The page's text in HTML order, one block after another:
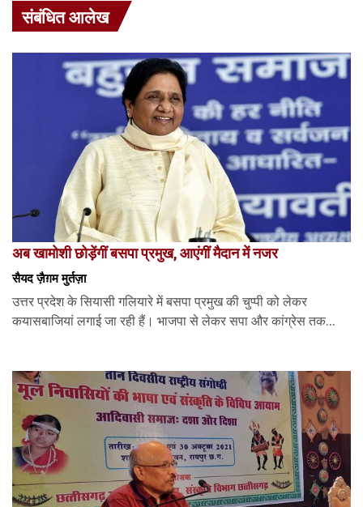
संबंधित आलेख
अब खामोशी छोड़ेंगीं बसपा प्रमुख, आएंगीं मैदान में नजर
सैयद ज़ैग़म मुर्तज़ा
उत्तर प्रदेश के सियासी गलियारे में बसपा प्रमुख की चुप्पी को लेकर
कयासबाजियां लगाई जा रही हैं। भाजपा से लेकर सपा और कांग्रेस तक...